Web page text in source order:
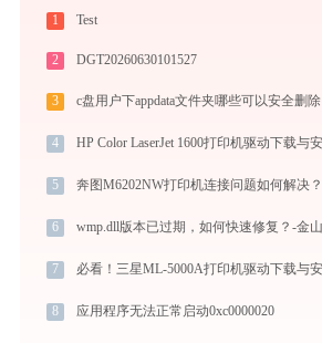
1 Test
2 DGT20260630101527
3 c盘用户下appdata文件夹哪些可以安全删除
4
5 奔图M6202NW打印机连接问题如何解决
6 wmp.dll版本已过期，如何快速修复？-金
7 必看！三星ML-5000A打印机驱动下载与
8 应用程序无法正常启动0xc0000020